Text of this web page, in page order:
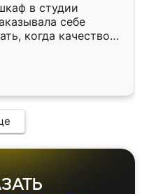
в студии
себе
когда качеством
кухня уже почти